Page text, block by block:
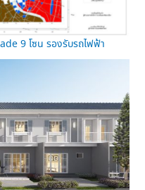
9 โซน รองรับรถไฟฟ้า